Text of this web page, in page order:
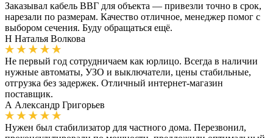
Заказывал кабель ВВГ для объекта — привезли точно в срок,
нарезали по размерам. Качество отличное, менеджер помог с
выбором сечения. Буду обращаться ещё.
Н Наталья Волкова
Не первый год сотрудничаем как юрлицо. Всегда в наличии
нужные автоматы, УЗО и выключатели, цены стабильные,
отгрузка без задержек. Отличный интернет-магазин
поставщик.
А Александр Григорьев
Нужен был стабилизатор для частного дома. Перезвонил,